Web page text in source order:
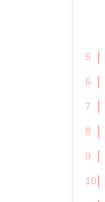
5
6
7
8
9
10